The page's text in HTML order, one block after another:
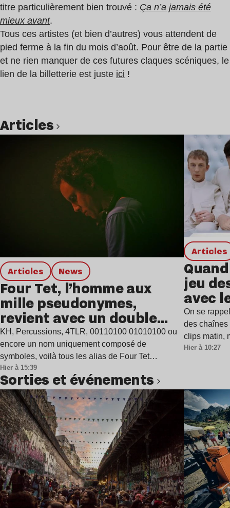
titre particulièrement bien trouvé : Ça n’a jamais été
mieux avant.
Tous ces artistes (et bien d’autres) vous attendent de
pied ferme à la fin du mois d’août. Pour être de la partie
et ne rien manquer de ces futures claques scéniques, le
lien de la billetterie est juste ici !
Articles
Articles news
Four Tet, l’homme aux
mille pseudonymes,
revient avec un double
single
KH, Percussions, 4TLR, 00110100 01010100 ou
encore un nom uniquement composé de
symboles, voilà tous les alias de Four Tet…
Hier à 15:39
Articles
jeu
avec
On se
des
clips matin,
Hier à 10:27
Sorties et événements
Lire l’article